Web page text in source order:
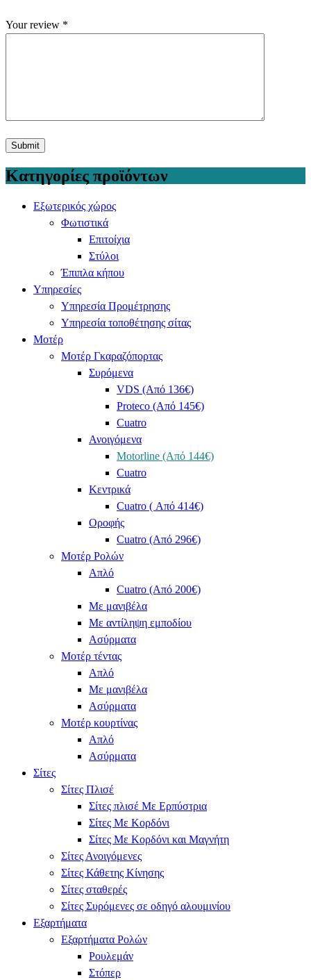
Your review *
Κατηγορίες προϊόντων
Εξωτερικός χώρος
Φωτιστικά
Επιτοίχια
Στύλοι
Έπιπλα κήπου
Υπηρεσίες
Υπηρεσία Προμέτρησης
Υπηρεσία τοποθέτησης σίτας
Μοτέρ
Μοτέρ Γκαραζόπορτας
Συρόμενα
VDS (Από 136€)
Proteco (Από 145€)
Cuatro
Ανοιγόμενα
Motorline (Από 144€)
Cuatro
Κεντρικά
Cuatro ( Από 414€)
Οροφής
Cuatro (Από 296€)
Μοτέρ Ρολών
Απλό
Cuatro (Από 200€)
Με μανιβέλα
Με αντίληψη εμποδίου
Ασύρματα
Μοτέρ τέντας
Απλό
Με μανιβέλα
Ασύρματα
Μοτέρ κουρτίνας
Απλό
Ασύρματα
Σίτες
Σίτες Πλισέ
Σίτες πλισέ Με Ερπύστρια
Σίτες Με Κορδόνι
Σίτες Με Κορδόνι και Μαγνήτη
Σίτες Ανοιγόμενες
Σίτες Κάθετης Κίνησης
Σίτες σταθερές
Σίτες Συρόμενες σε οδηγό αλουμινίου
Εξαρτήματα
Εξαρτήματα Ρολών
Ρουλεμάν
Στόπερ